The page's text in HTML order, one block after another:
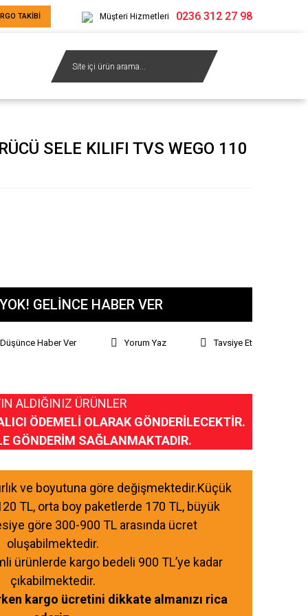
TAKİBİ Müşteri Hizmetleri 0236 312 27 98
SELE KILIFI TVS WEGO 110
GELİNCE HABER VER
Düşünce Haber Ver Yorum Yaz Tavsiye Et
ALDIĞINIZ ÜRÜNLER
ÖDEMELİ OLARAK GÖNDERİLECEKTİR.
GÖNDERİM SAĞLANMAKTADIR.
ve boyutuna göre değişmektedir.Küçük
TL, orta boy paketlerde 170 TL, büyük
göre 300-900 TL arasında ücret
oluşabilmektedir.
ürünlerde kargo bedeli 900 TL’ye kadar
çıkabilmektedir.
kargo ücretini dikkate almanızı rica